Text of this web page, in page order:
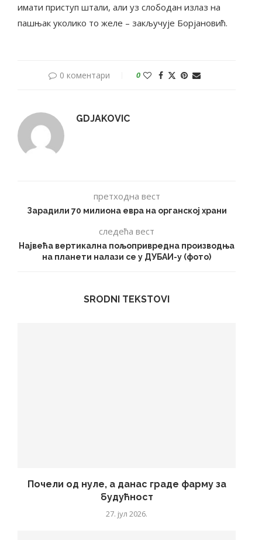
имати приступ штали, али уз слободан излаз на
пашњак уколико то желе – закључује Борјановић.
0 коментари 0
GDJAKOVIC
претходна вест
Зарадили 70 милиона евра на органској храни
следећа вест
Највећа вертикална пољопривредна производња
на планети налази се у ДУБАИ-у (фото)
SRODNI TEKSTOVI
Почели од нуле, а данас граде фарму за
будућност
27. јул 2026.